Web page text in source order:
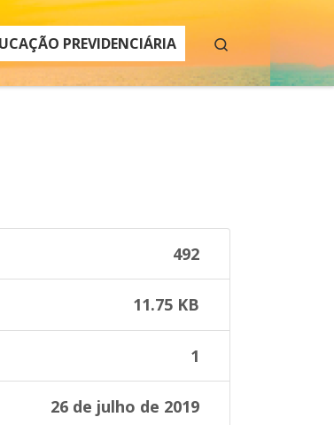
PREVIDENCIÁRIA
492
11.75 KB
1
26 de julho de 2019